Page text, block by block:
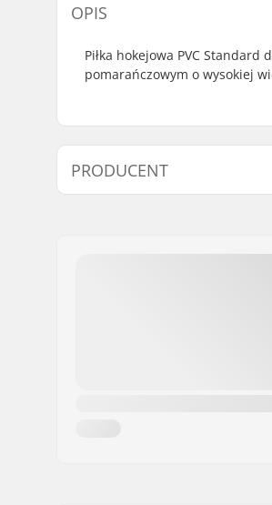
OPIS
Piłka hokejowa PVC
pomarańczowym o wysokiej
PRODUCENT